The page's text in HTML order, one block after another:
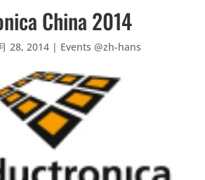
China 2014
28, 2014| Events @zh-hans